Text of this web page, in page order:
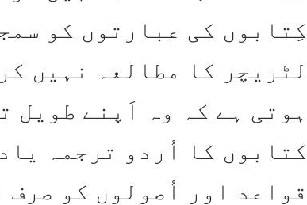
کِتابوں کی عبارتوں کو
لٹریچر کا مطالعہ نہیں
ہوتی ہے کہ وہ اَپنے طویل
کتابوں کا اُردو ترجمہ
قواعد اور اُصولوں کو